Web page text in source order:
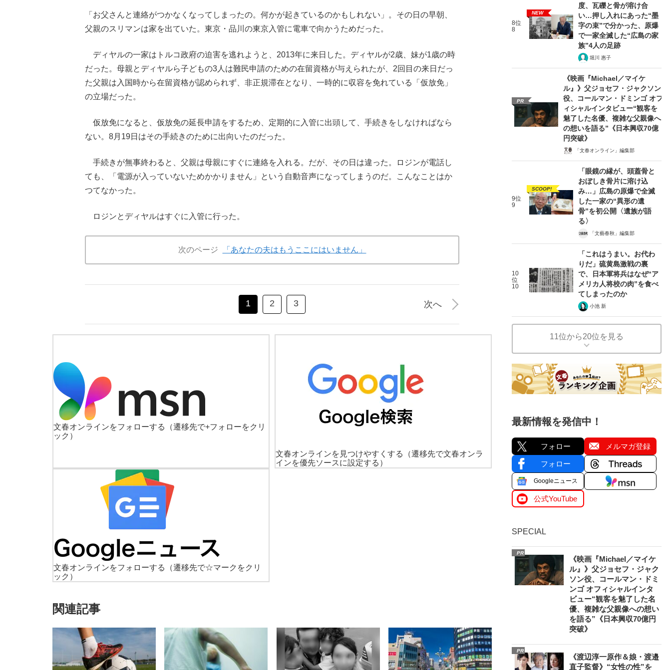
「お父さんと連絡がつかなくなってしまったの。何かが起きているのかもしれない」。その日の早朝、
父親のスリマンは家を出ていた。東京・品川の東京入管に電車で向かうためだった。
ディヤルの一家はトルコ政府の迫害を逃れようと、2013年に来日した。ディヤルが2歳、妹が1歳の時
だった。母親とディヤルら子どもの3人は難民申請のための在留資格が与えられたが、2回目の来日だっ
た父親は入国時から在留資格が認められず、非正規滞在となり、一時的に収容を免れている「仮放免」
の立場だった。
仮放免になると、仮放免の延長申請をするため、定期的に入管に出頭して、手続きをしなければなら
ない。8月19日はその手続きのために出向いたのだった。
手続きが無事終わると、父親は母親にすぐに連絡を入れる。だが、その日は違った。ロジンが電話し
ても、「電源が入っていないためかかりません」という自動音声になってしまうのだ。こんなことはか
つてなかった。
ロジンとディヤルはすぐに入管に行った。
次のページ 「あなたの夫はもうここにはいません」
1 2 3 次へ
文春オンラインをフォローする
（遷移先で+フォローをクリ
ック）
文春オンラインを見つけやすくする
（遷移先で文春オンラ
インを優先ソースに設定する）
文春オンラインをフォローする
（遷移先で☆マークをクリ
ック）
関連記事
8位
8
NEW
度、瓦礫と骨が溶け合
い…押し入れにあった“墨
字の束”で分かった、原爆
で一家全滅した“広島の家
族”4人の足跡
堀川 惠子
PR
《映画『Michael／マイケ
ル』》父ジョセフ・ジャクソン
役、コールマン・ドミンゴ オフ
ィシャルインタビュー“観客を
魅了した名優、複雑な父親像へ
の想いを語る”《日本興収70億
円突破》
「文春オンライン」編集部
9位
9
SCOOP!
「眼鏡の縁が、頭蓋骨と
おぼしき骨片に溶け込
み…」広島の原爆で全滅
した一家の“異形の遺
骨”を初公開〈遺族が語
る〉
「文藝春秋」編集部
10
位
10
「これはうまい。お代わ
りだ」硫黄島激戦の裏
で、日本軍将兵はなぜ“ア
メリカ人将校の肉”を食べ
てしまったのか
小池 新
11位から20位を見る
最新情報を発信中！
フォロー メルマガ登録
フォロー
Googleニュース
公式YouTube
SPECIAL
PR
《映画『Michael／マイケ
ル』》父ジョセフ・ジャク
ソン役、コールマン・ドミ
ンゴ オフィシャルインタ
ビュー“観客を魅了した名
優、複雑な父親像への想い
を語る”《日本興収70億円
突破》
PR
《渡辺淳一原作＆娘・渡邉
直子監督》“女性の性”を